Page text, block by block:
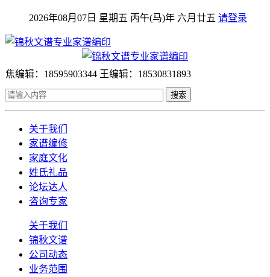
2026年08月07日 星期五 丙午(马)年 六月廿五 请登录
焦编辑：18595903344 王编辑：18530831893
搜索
关于我们
家谱编修
家庭文化
姓氏礼品
论坛达人
咨询专家
关于我们
锦秋文谱
公司动态
业务范围